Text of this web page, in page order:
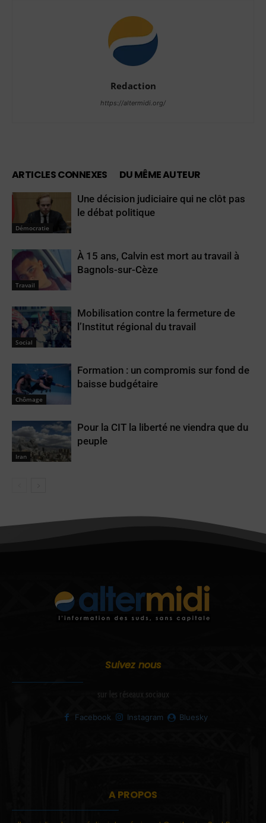
Redaction
https://altermidi.org/
ARTICLES CONNEXES DU MÊME AUTEUR
Démocratie
Une décision judiciaire qui ne clôt pas
le débat politique
Travail
À 15 ans, Calvin est mort au travail à
Bagnols-sur-Cèze
Social
Mobilisation contre la fermeture de
l’Institut régional du travail
Chômage
Formation : un compromis sur fond de
baisse budgétaire
Iran
Pour la CIT la liberté ne viendra que du
peuple
Suivez nous
sur les réseaux sociaux
Facebook Instagram Bluesky
A PROPOS